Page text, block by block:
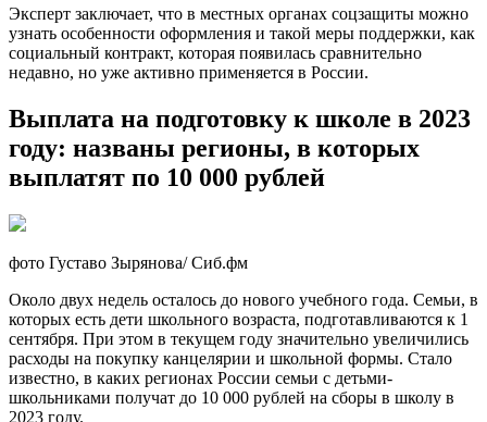
Эксперт заключает, что в местных органах соцзащиты можно
узнать особенности оформления и такой меры поддержки, как
социальный контракт, которая появилась сравнительно
недавно, но уже активно применяется в России.
Выплата на подготовку к школе в 2023
году: названы регионы, в которых
выплатят по 10 000 рублей
фото Густаво Зырянова/ Сиб.фм
Около двух недель осталось до нового учебного года. Семьи, в
которых есть дети школьного возраста, подготавливаются к 1
сентября. При этом в текущем году значительно увеличились
расходы на покупку канцелярии и школьной формы. Стало
известно, в каких регионах России семьи с детьми-
школьниками получат до 10 000 рублей на сборы в школу в
2023 году.